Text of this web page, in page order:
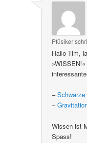
Pfüsiker
Hallo Tim,
–Schwarze
–
Wissen ist
Spass!